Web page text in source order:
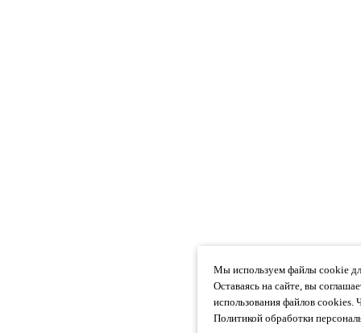
Мы используем файлы cookie
Оставаясь на сайте, вы
использования файлов cookies.
Политикой обработки